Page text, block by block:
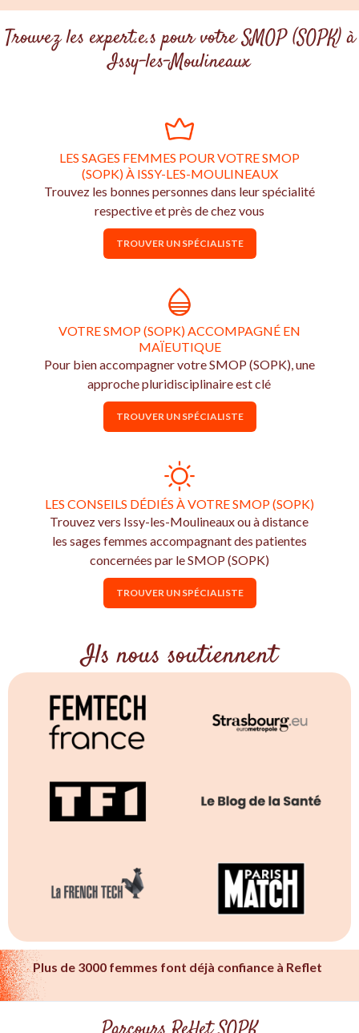
Trouvez les expert.e.s pour votre SMOP (SOPK) à
Issy-les-Moulineaux
LES SAGES FEMMES POUR VOTRE SMOP
(SOPK) À ISSY-LES-MOULINEAUX
Trouvez les bonnes personnes dans leur spécialité
respective et près de chez vous
TROUVER UN SPÉCIALISTE
VOTRE SMOP (SOPK) ACCOMPAGNÉ EN
MAÏEUTIQUE
Pour bien accompagner votre SMOP (SOPK), une
approche pluridisciplinaire est clé
TROUVER UN SPÉCIALISTE
LES CONSEILS DÉDIÉS À VOTRE SMOP (SOPK)
Trouvez vers Issy-les-Moulineaux ou à distance
les sages femmes accompagnant des patientes
concernées par le SMOP (SOPK)
TROUVER UN SPÉCIALISTE
Ils nous soutiennent
Plus de 3000 femmes font déjà confiance à Reflet